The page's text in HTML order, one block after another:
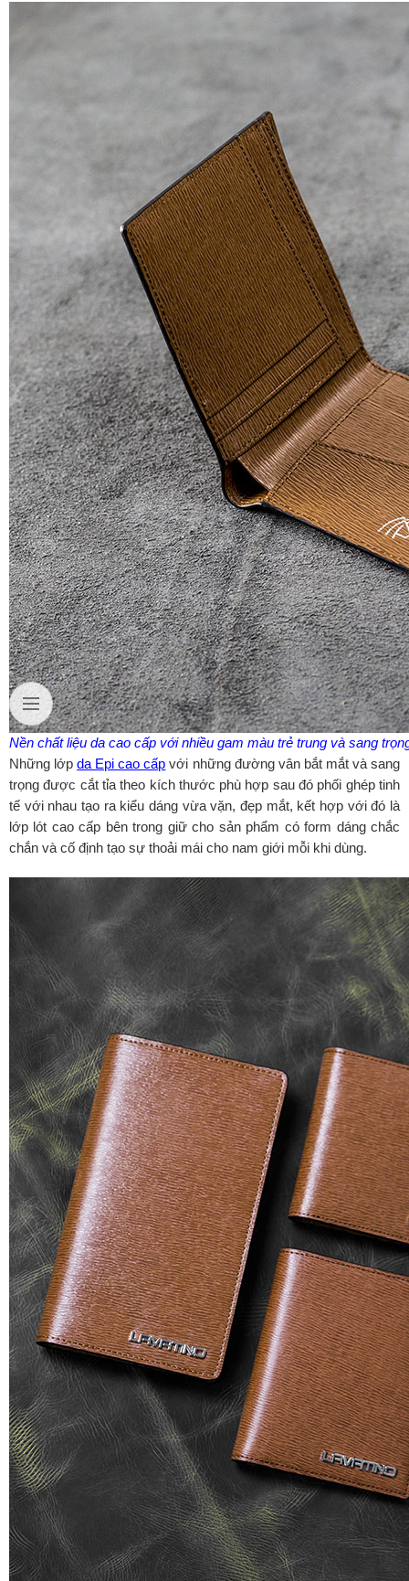
Nền chất liệu da cao cấp với nhiều gam màu trẻ trung và sang
Những lớpda Epi cao cấp với những đường vân bắt mắt và sang
trọng được cắt tỉa theo kích thước phù hợp sau đó phối ghép tinh
tế với nhau tạo ra kiểu dáng vừa vặn, đẹp mắt, kết hợp với đó là
lớp lót cao cấp bên trong giữ cho sản phẩm có form dáng chắc
chắn và cố định tạo sự thoải mái cho nam giới mỗi khi dùng.